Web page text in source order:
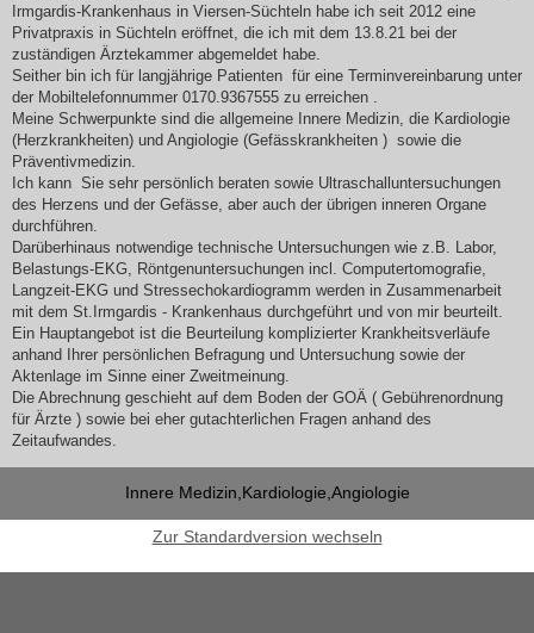
Irmgardis-Krankenhaus in Viersen-Süchteln habe ich seit 2012 eine
Privatpraxis in Süchteln eröffnet, die ich mit dem 13.8.21 bei der
zuständigen Ärztekammer abgemeldet habe.
Seither bin ich für langjährige Patienten für eine Terminvereinbarung unter
der Mobiltelefonnummer 0170.9367555 zu erreichen .
Meine Schwerpunkte sind die allgemeine Innere Medizin, die Kardiologie
(Herzkrankheiten) und Angiologie (Gefässkrankheiten ) sowie die
Präventivmedizin.
Ich kann Sie sehr persönlich beraten sowie Ultraschalluntersuchungen
des Herzens und der Gefässe, aber auch der übrigen inneren Organe
durchführen.
Darüberhinaus notwendige technische Untersuchungen wie z.B. Labor,
Belastungs-EKG, Röntgenuntersuchungen incl. Computertomografie,
Langzeit-EKG und Stressechokardiogramm werden in Zusammenarbeit
mit dem St.Irmgardis - Krankenhaus durchgeführt und von mir beurteilt.
Ein Hauptangebot ist die Beurteilung komplizierter Krankheitsverläufe
anhand Ihrer persönlichen Befragung und Untersuchung sowie der
Aktenlage im Sinne einer Zweitmeinung.
Die Abrechnung geschieht auf dem Boden der GOÄ ( Gebührenordnung
für Ärzte ) sowie bei eher gutachterlichen Fragen anhand des
Zeitaufwandes.
Innere Medizin,Kardiologie,Angiologie
Zur Standardversion wechseln